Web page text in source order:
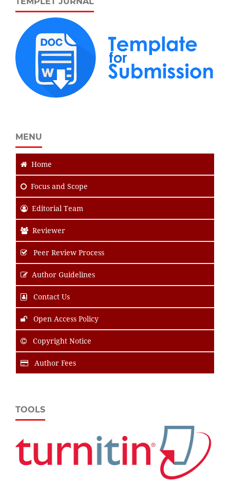
MENU
Home
Focus and Scope
Editorial Team
Reviewer
Peer Review Process
Author Guidelines
Contact Us
Open Access Policy
Copyright Notice
Author Fees
TOOLS